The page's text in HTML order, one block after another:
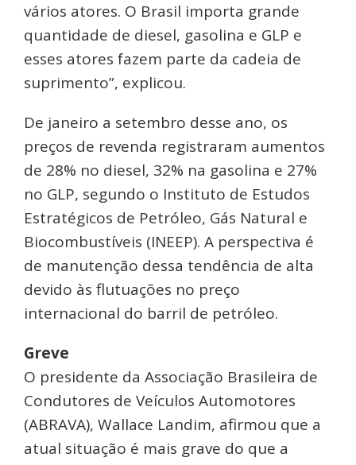
vários atores. O Brasil importa grande
quantidade de diesel, gasolina e GLP e
esses atores fazem parte da cadeia de
suprimento”, explicou.
De janeiro a setembro desse ano, os
preços de revenda registraram aumentos
de 28% no diesel, 32% na gasolina e 27%
no GLP, segundo o Instituto de Estudos
Estratégicos de Petróleo, Gás Natural e
Biocombustíveis (INEEP). A perspectiva é
de manutenção dessa tendência de alta
devido às flutuações no preço
internacional do barril de petróleo.
Greve
O presidente da Associação Brasileira de
Condutores de Veículos Automotores
(ABRAVA), Wallace Landim, afirmou que a
atual situação é mais grave do que a